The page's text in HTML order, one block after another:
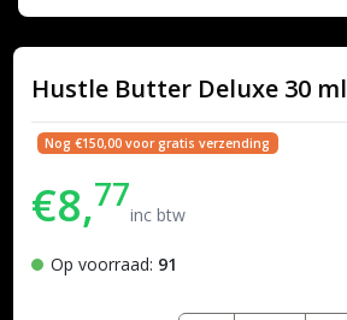
Hustle Butter Deluxe 30 ml
Nog €150,00 voor gratis verzending
€8,77inc btw
Op voorraad: 91